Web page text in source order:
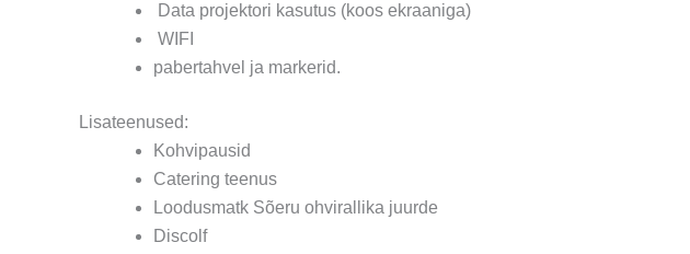
Data projektori kasutus (koos ekraaniga)
WIFI
pabertahvel ja markerid.
Lisateenused:
Kohvipausid
Catering teenus
Loodusmatk Sõeru ohvirallika juurde
Discolf